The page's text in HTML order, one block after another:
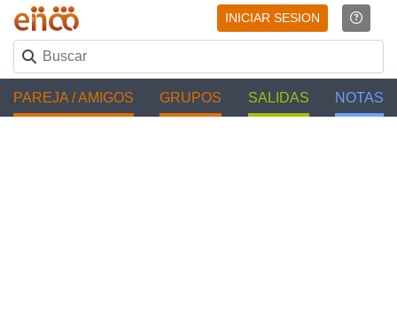
INICIAR SESION
PAREJA / AMIGOS GRUPOS SALIDAS NOTAS